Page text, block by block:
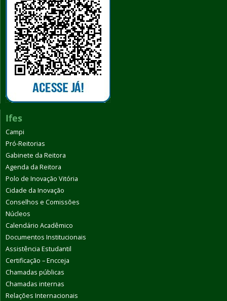
Ifes
Campi
Pró-Reitorias
Gabinete da Reitora
Agenda da Reitora
Polo de Inovação Vitória
Cidade da Inovação
Conselhos e Comissões
Núcleos
Calendário Acadêmico
Documentos Institucionais
Assistência Estudantil
Certificação – Encceja
Chamadas públicas
Chamadas internas
Relações Internacionais